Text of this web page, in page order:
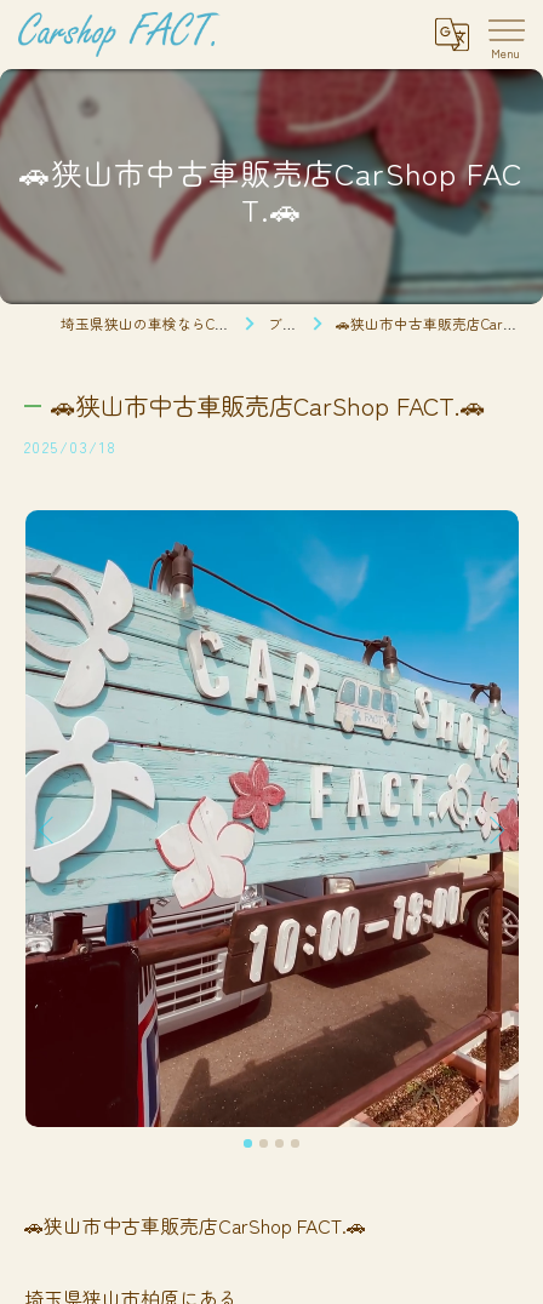
🚗狭山市中古車販売店CarShop FAC
T.🚗
ブログ 🚗狭山市中古車販売店CarShop FACT.🚗
🚗狭山市中古車販売店CarShop FACT.🚗
2025/03/18
🚗狭山市中古車販売店CarShop FACT.🚗
埼玉県狭山市柏原にある